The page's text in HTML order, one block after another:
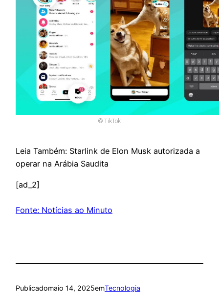
© TikTok
Leia Também: Starlink de Elon Musk autorizada a
operar na Arábia Saudita
[ad_2]
Fonte: Notícias ao Minuto
Publicadomaio 14, 2025emTecnologia